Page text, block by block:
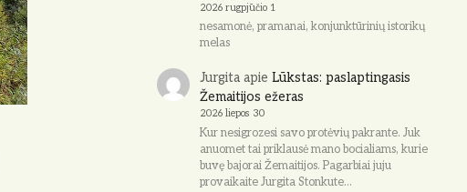
2026 rugpjūčio 1
nesamonė, pramanai, konjunktūrinių istorikų
melas
Jurgitaapie Lūkstas: paslaptingasis
Žemaitijos ežeras
2026 liepos 30
Kur nesigrozesi savo protėvių pakrante. Juk
anuomet tai priklausė mano bocialiams, kurie
buvę bajorai Žemaitijos. Pagarbiai juju
provaikaite Jurgita Stonkute…